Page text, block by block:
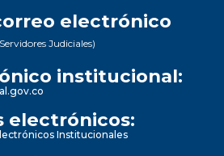
electrónico
Judiciales)
institucional:
electrónicos:
Institucionales